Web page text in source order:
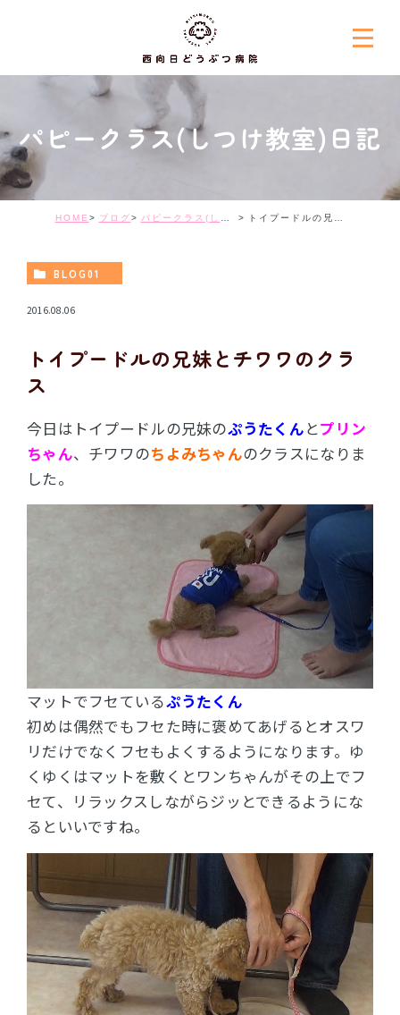
パピークラス(しつけ教室)日記
HOME ブログ パピークラス(しつけ教室)日記 トイプードルの兄妹とチワワのクラス
BLOG01
2016.08.06
トイプードルの兄妹とチワワのクラ
ス
今日はトイプードルの兄妹のぷうたくんとプリン
ちゃん、チワワのちよみちゃんのクラスになりま
した。
マットでフセているぷうたくん
初めは偶然でもフセた時に褒めてあげるとオスワ
リだけでなくフセもよくするようになります。ゆ
くゆくはマットを敷くとワンちゃんがその上でフ
セて、リラックスしながらジッとできるようにな
るといいですね。